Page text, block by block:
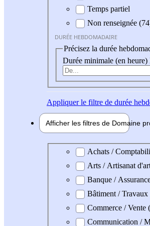
Temps partiel
Non renseignée
DURÉE HEBDOMADAIRE
Précisez la durée
Durée minimale (en heure)
Appliquerle filtre de durée
Afficher les filtres de Domaine
Domaine professionel
Achats /
Arts / Artisanat
Banque /
Bâtiment /
Commerce / Vente
Communication /